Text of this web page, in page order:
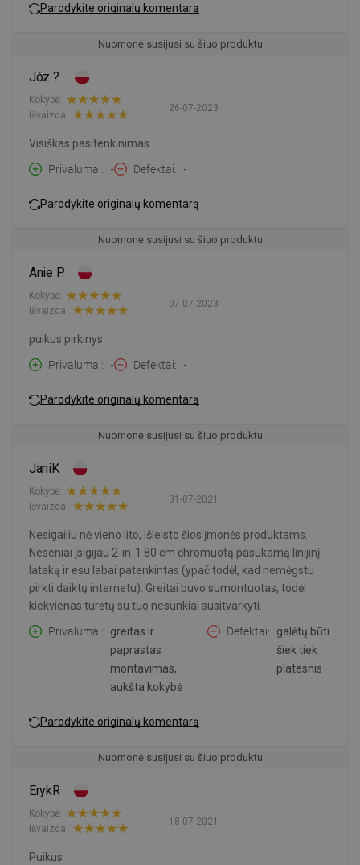
Parodykite originalų komentarą
Nuomonė susijusi su šiuo produktu
Józ ?.
26-07-2023
Kokybė:
Išvaizda:
Visiškas pasitenkinimas
Privalumai
- Defektai -
Parodykite originalų komentarą
Nuomonė susijusi su šiuo produktu
Anie P.
07-07-2023
Kokybė:
Išvaizda:
puikus pirkinys
Privalumai
- Defektai -
Parodykite originalų komentarą
Nuomonė susijusi su šiuo produktu
JaniK
31-07-2021
Kokybė:
Išvaizda:
Nesigailiu nė vieno lito, išleisto šios įmonės produktams.
Neseniai įsigijau 2-in-1 80 cm chromuotą pasukamą linijinį
lataką ir esu labai patenkintas (ypač todėl, kad nemėgstu
pirkti daiktų internetu). Greitai buvo sumontuotas, todėl
kiekvienas turėtų su tuo nesunkiai susitvarkyti.
Privalumai
greitas ir
paprastas
montavimas,
aukšta kokybė
Defektai
galėtų būti
šiek tiek
platesnis
Parodykite originalų komentarą
Nuomonė susijusi su šiuo produktu
ErykR
18-07-2021
Kokybė:
Išvaizda:
Puikus